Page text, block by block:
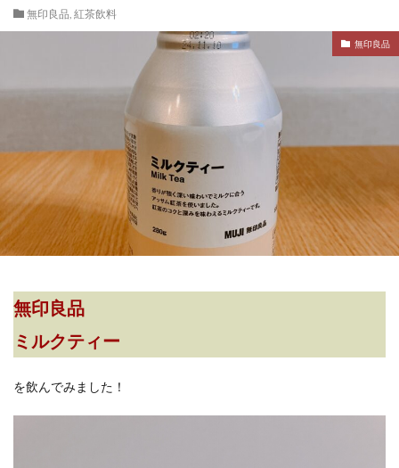
無印良品, 紅茶飲料
無印良品
無印良品
ミルクティー
を飲んでみました！